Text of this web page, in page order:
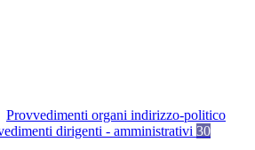
Provvedimenti organi indirizzo-politico
dirigenti - amministrativi 30